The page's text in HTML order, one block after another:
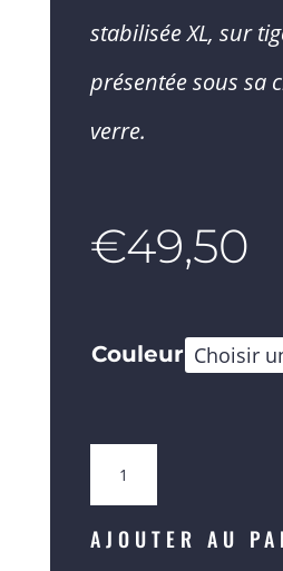
stabilisée XL, sur
présentée sous sa
verre.
€49,50
Couleur
La
Belle
et
AJOUTER AU